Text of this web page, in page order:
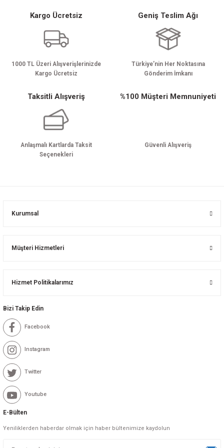
Kargo Ücretsiz
1000 TL Üzeri Alışverişlerinizde
Kargo Ücretsiz
Geniş Teslim Ağı
Türkiye’nin Her Noktasına
Gönderim İmkanı
Taksitli Alışveriş
Anlaşmalı Kartlarda Taksit
Seçenekleri
%100 Müşteri Memnuniyeti
Güvenli Alışveriş
Kurumsal
Müşteri Hizmetleri
Hizmet Politikalarımız
Bizi Takip Edin
Facebook
Instagram
Twitter
Youtube
E-Bülten
Yeniliklerden haberdar olmak için haber bültenimize kaydolun